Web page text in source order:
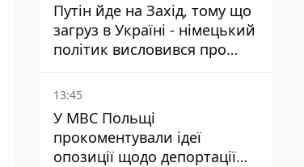
Путін йде на Захід, тому що
загруз в Україні - німецький
політик висловився про
плани РФ
13:45
У МВС Польщі
прокоментували ідеї
опозиції щодо депортації